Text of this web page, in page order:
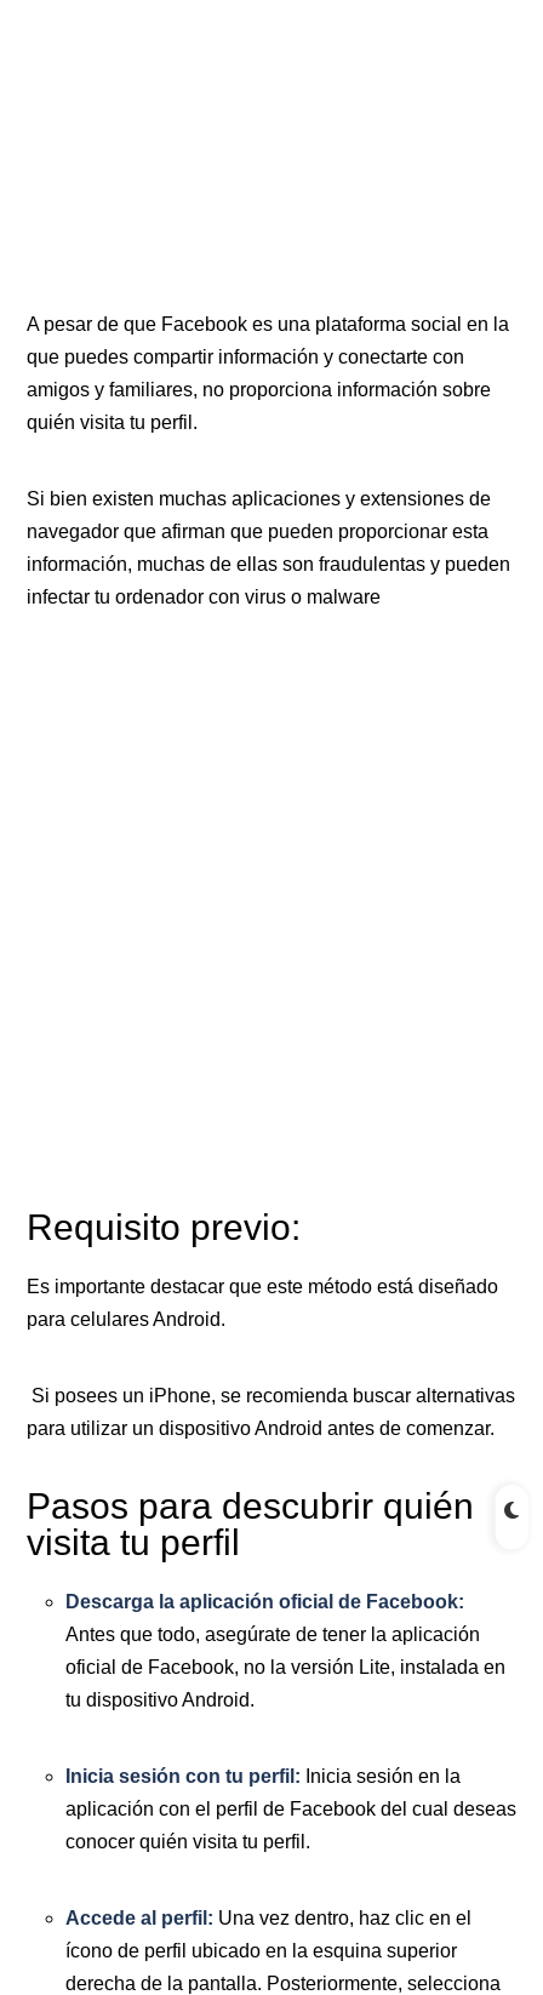
A pesar de que Facebook es una plataforma social en la
que puedes compartir información y conectarte con
amigos y familiares, no proporciona información sobre
quién visita tu perfil.
Si bien existen muchas aplicaciones y extensiones de
navegador que afirman que pueden proporcionar esta
información, muchas de ellas son fraudulentas y pueden
infectar tu ordenador con virus o malware
Requisito previo:
Es importante destacar que este método está diseñado
para celulares Android.
Si posees un iPhone, se recomienda buscar alternativas
para utilizar un dispositivo Android antes de comenzar.
Pasos para descubrir quién
visita tu perfil
Descarga la aplicación oficial de Facebook:
Antes que todo, asegúrate de tener la aplicación
oficial de Facebook, no la versión Lite, instalada en
tu dispositivo Android.
Inicia sesión con tu perfil: Inicia sesión en la
aplicación con el perfil de Facebook del cual deseas
conocer quién visita tu perfil.
Accede al perfil: Una vez dentro, haz clic en el
ícono de perfil ubicado en la esquina superior
derecha de la pantalla. Posteriormente, selecciona